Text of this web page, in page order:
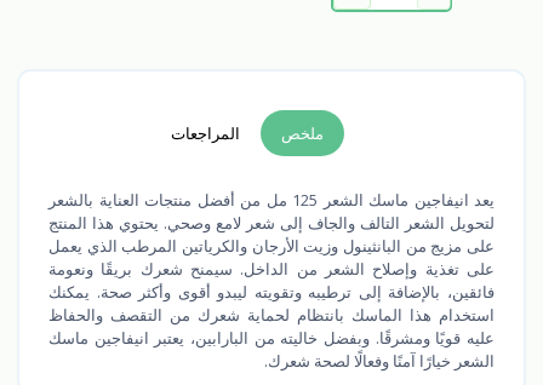
ملخص المراجعات
يعد انيفاجين ماسك الشعر 125 مل من أفضل منتجات العناية بالشعر
لتحويل الشعر التالف والجاف إلى شعر لامع وصحي. يحتوي هذا المنتج
على مزيج من البانثينول وزيت الأرجان والكرياتين المرطب الذي يعمل
على تغذية وإصلاح الشعر من الداخل. سيمنح شعرك بريقًا ونعومة
فائقين، بالإضافة إلى ترطيبه وتقويته ليبدو أقوى وأكثر صحة. يمكنك
استخدام هذا الماسك بانتظام لحماية شعرك من التقصف والحفاظ
عليه قويًا ومشرقًا. وبفضل خاليته من البارابين، يعتبر انيفاجين ماسك
الشعر خيارًا آمنًا وفعالًا لصحة شعرك.